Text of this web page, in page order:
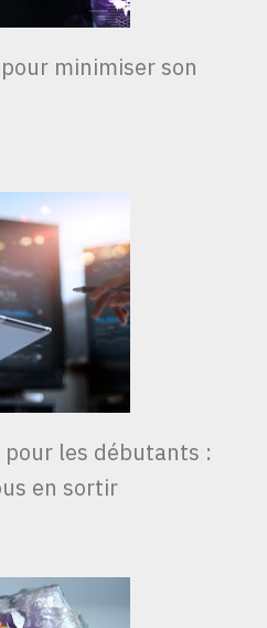
minimiser son
pour les débutants :
en sortir